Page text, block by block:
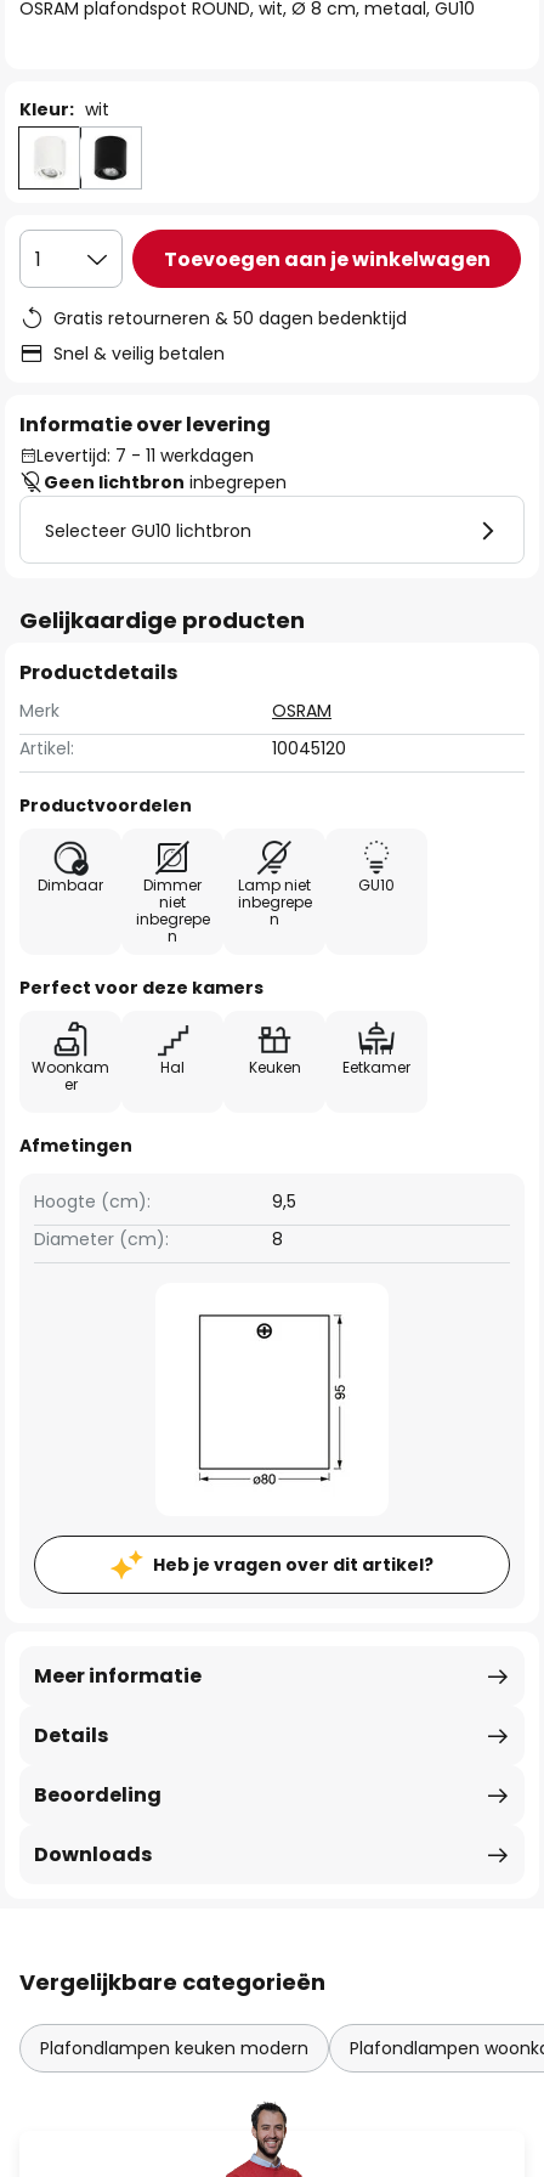
OSRAM plafondspot ROUND, wit, Ø 8 cm, metaal, GU10
Kleur: wit
1 Toevoegen aan je winkelwagen
Gratis retourneren & 50 dagen bedenktijd
Snel & veilig betalen
Informatie over levering
Levertijd: 7 - 11 werkdagen
Geen lichtbron inbegrepen
Selecteer GU10 lichtbron
Gelijkaardige producten
Productdetails
Merk
OSRAM
Artikel:
10045120
Productvoordelen
Dimbaar
Dimmer
niet
inbegrepe
n
Lamp niet
inbegrepe
n
GU10
Perfect voor deze kamers
Woonkam
er
Hal Keuken Eetkamer
Afmetingen
Hoogte (cm):
9,5
Diameter (cm):
8
Heb je vragen over dit artikel?
Details
Meer informatie
Beoordeling
Downloads
Vergelijkbare categorieën
Plafondlampen keuken modern Plafondlampen